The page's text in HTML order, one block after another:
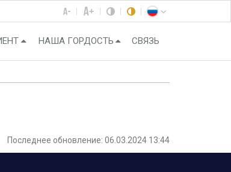
НАША ГОРДОСТЬ СВЯЗЬ
Последнее обновление: 06.03.2024 13:44